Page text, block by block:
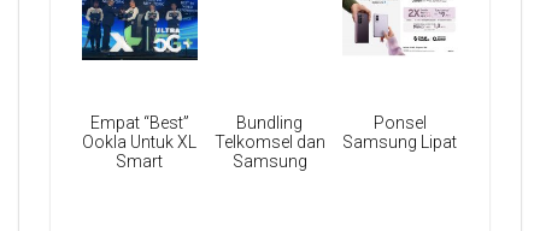
Empat “Best”
Ookla Untuk XL
Smart
Bundling
Telkomsel dan
Samsung
Ponsel
Samsung Lipat